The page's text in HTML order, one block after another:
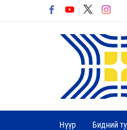
Нүүр Бидний